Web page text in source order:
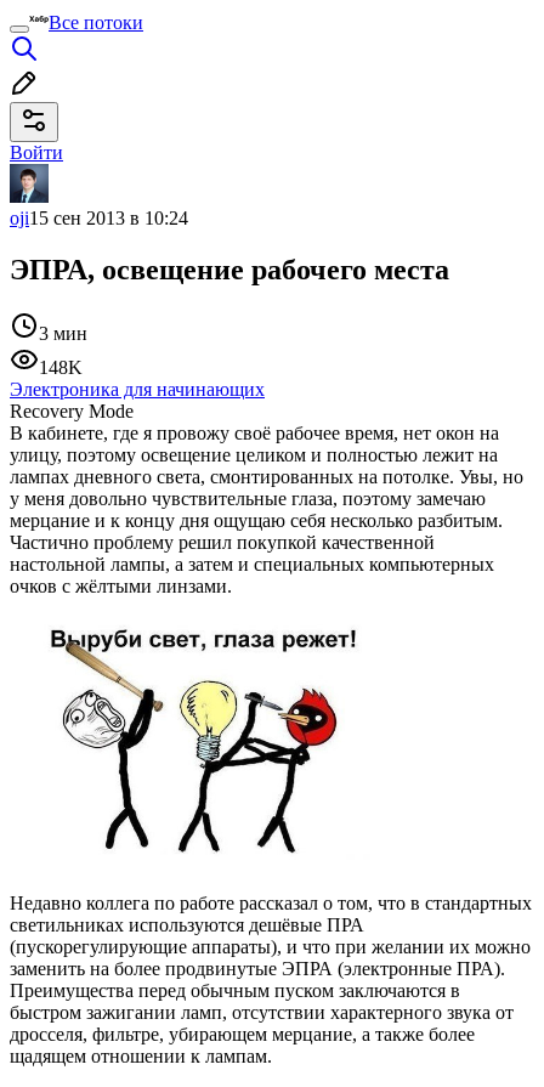
Все потоки
Войти
oji15 сен 2013 в 10:24
ЭПРА, освещение рабочего места
3 мин
148K
Электроника для начинающих
Recovery Mode
В кабинете, где я провожу своё рабочее время, нет окон на
улицу, поэтому освещение целиком и полностью лежит на
лампах дневного света, смонтированных на потолке. Увы, но
у меня довольно чувствительные глаза, поэтому замечаю
мерцание и к концу дня ощущаю себя несколько разбитым.
Частично проблему решил покупкой качественной
настольной лампы, а затем и специальных компьютерных
очков с жёлтыми линзами.
Недавно коллега по работе рассказал о том, что в стандартных
светильниках используются дешёвые ПРА
(пускорегулирующие аппараты), и что при желании их можно
заменить на более продвинутые ЭПРА (электронные ПРА).
Преимущества перед обычным пуском заключаются в
быстром зажигании ламп, отсутствии характерного звука от
дросселя, фильтре, убирающем мерцание, а также более
щадящем отношении к лампам.